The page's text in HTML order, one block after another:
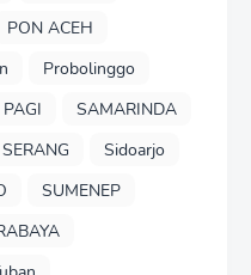
PON ACEH
Probolinggo
SAMARINDA
SERANG
Sidoarjo
SUMENEP